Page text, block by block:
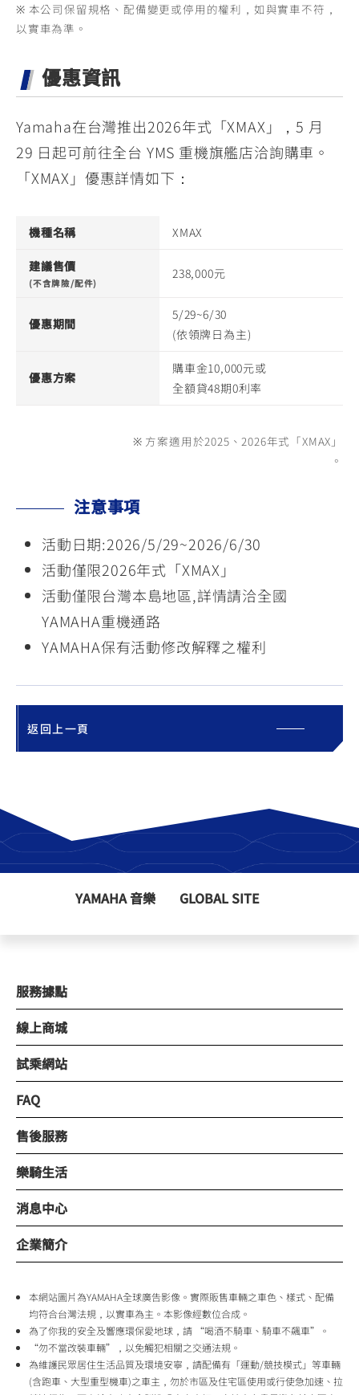
※ 本公司保留規格、配備變更或停用的權利，如與實車不符，
以實車為準。
優惠資訊
Yamaha在台灣推出2026年式「XMAX」，5 月
29 日起可前往全台 YMS 重機旗艦店洽詢購車。
「XMAX」優惠詳情如下：
機種名稱 XMAX
建議售價
(不含牌險/配件)
238,000元
優惠期間
5/29~6/30
(依領牌日為主)
優惠方案
購車金10,000元或
全額貸48期0利率
※ 方案適用於2025、2026年式「XMAX」
。
注意事項
活動日期:2026/5/29~2026/6/30
活動僅限2026年式「XMAX」
活動僅限台灣本島地區,詳情請洽全國
YAMAHA重機通路
YAMAHA保有活動修改解釋之權利
返回上一頁
YAMAHA 音樂 GLOBAL SITE
服務據點
線上商城
試乘網站
FAQ
售後服務
樂騎生活
消息中心
企業簡介
本網站圖片為YAMAHA全球廣告影像。實際販售車輛之車色、樣式、配備
均符合台灣法規，以實車為主。本影像經數位合成。
為了你我的安全及響應環保愛地球，請 “喝酒不騎車、騎車不飆車”。
“勿不當改裝車輛”，以免觸犯相關之交通法規。
為維護民眾居住生活品質及環境安寧，請配備有「運動/競技模式」等車輛
(含跑車、大型重型機車)之車主，勿於市區及住宅區使用或行使急加速、拉